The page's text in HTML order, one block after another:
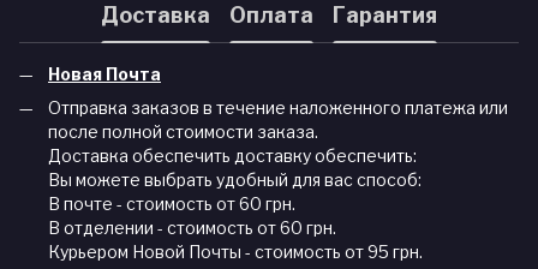
Доставка Оплата Гарантия
Новая Почта
Отправка заказов в течение наложенного платежа или
после полной стоимости заказа.
Доставка обеспечить доставку обеспечить:
Вы можете выбрать удобный для вас способ:
В почте - стоимость от 60 грн.
В отделении - стоимость от 60 грн.
Курьером Новой Почты - стоимость от 95 грн.